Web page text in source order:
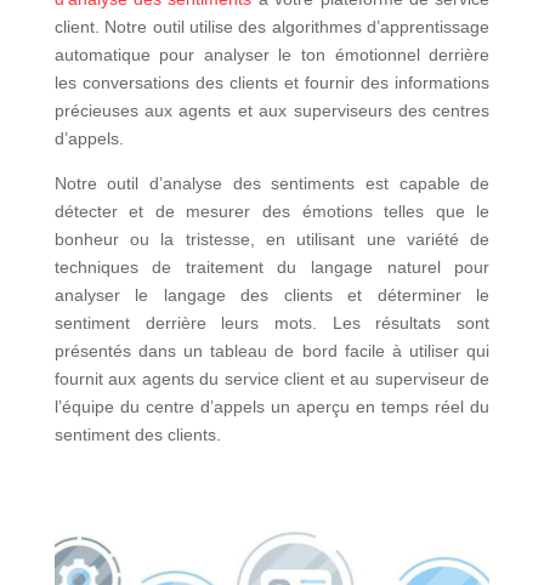
client. Notre outil utilise des algorithmes d’apprentissage
automatique pour analyser le ton émotionnel derrière
les conversations des clients et fournir des informations
précieuses aux agents et aux superviseurs des centres
d’appels.
Notre outil d’analyse des sentiments est capable de
détecter et de mesurer des émotions telles que le
bonheur ou la tristesse, en utilisant une variété de
techniques de traitement du langage naturel pour
analyser le langage des clients et déterminer le
sentiment derrière leurs mots. Les résultats sont
présentés dans un tableau de bord facile à utiliser qui
fournit aux agents du service client et au superviseur de
l’équipe du centre d’appels un aperçu en temps réel du
sentiment des clients.